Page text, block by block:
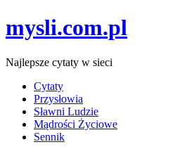
mysli.com.pl
Najlepsze cytaty w sieci
Cytaty
Przysłowia
Sławni Ludzie
Mądrości Życiowe
Sennik